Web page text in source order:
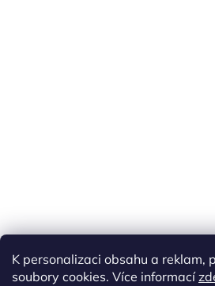
K personalizaci obsahu a
soubory cookies. Více informací